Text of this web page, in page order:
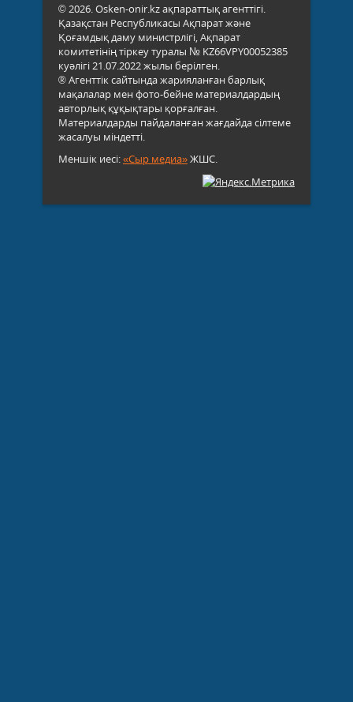
© 2026. Osken-onir.kz ақпараттық агенттігі.
Қазақстан Республикасы Ақпарат және
Қоғамдық даму министрлігі, Ақпарат
комитетінің тіркеу туралы № KZ66VPY00052385
куәлігі 21.07.2022 жылы берілген.
® Агенттік сайтында жарияланған барлық
мақалалар мен фото-бейне материалдардың
авторлық құқықтары қорғалған.
Материалдарды пайдаланған жағдайда сілтеме
жасалуы міндетті.
Меншік иесі:«Сыр медиа»ЖШС.